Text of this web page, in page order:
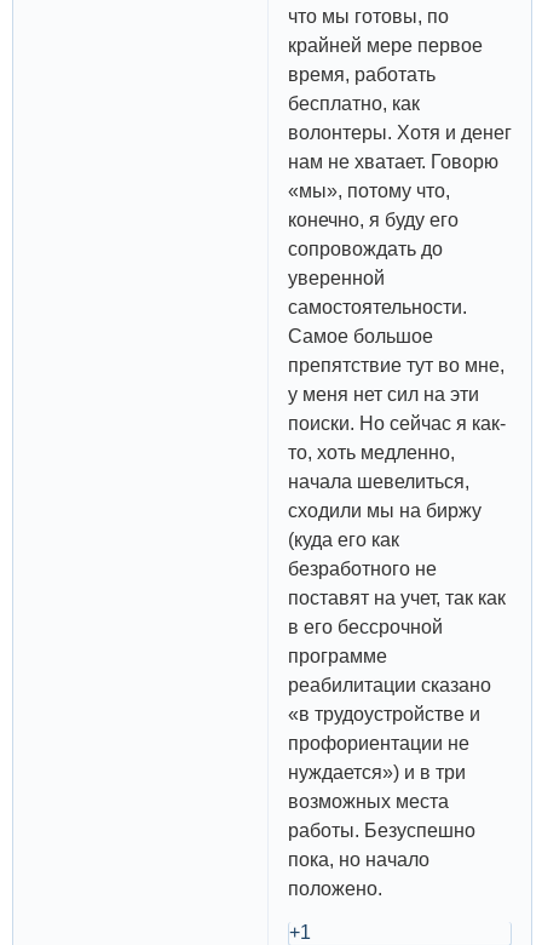
что мы готовы, по
крайней мере первое
время, работать
бесплатно, как
волонтеры. Хотя и денег
нам не хватает. Говорю
«мы», потому что,
конечно, я буду его
сопровождать до
уверенной
самостоятельности.
Самое большое
препятствие тут во мне,
у меня нет сил на эти
поиски. Но сейчас я как-
то, хоть медленно,
начала шевелиться,
сходили мы на биржу
(куда его как
безработного не
поставят на учет, так как
в его бессрочной
программе
реабилитации сказано
«в трудоустройстве и
профориентации не
нуждается») и в три
возможных места
работы. Безуспешно
пока, но начало
положено.
+1